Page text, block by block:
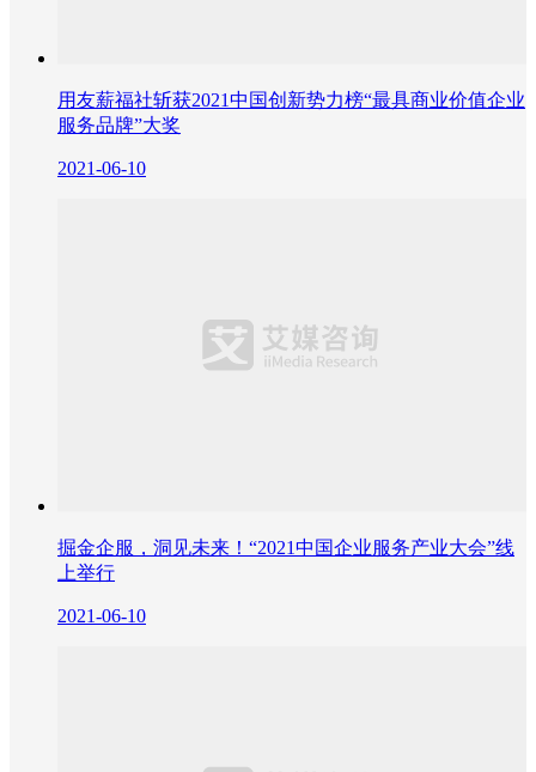
用友薪福社斩获2021中国创新势力榜“最具商业价值企业
服务品牌”大奖
2021-06-10
掘金企服，洞见未来！“2021中国企业服务产业大会”线
上举行
2021-06-10